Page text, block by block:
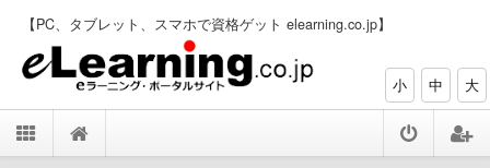
【PC、タブレット、スマホで資格ゲット elearning.co.jp】
小 中 大